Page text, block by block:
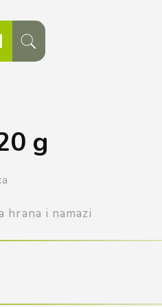
g
hrana i namazi